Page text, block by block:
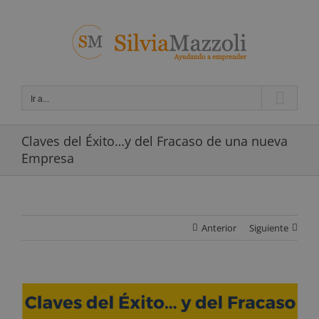
Ir a...
Claves del Éxito…y del Fracaso de una nueva
Empresa
Anterior Siguiente
imagen